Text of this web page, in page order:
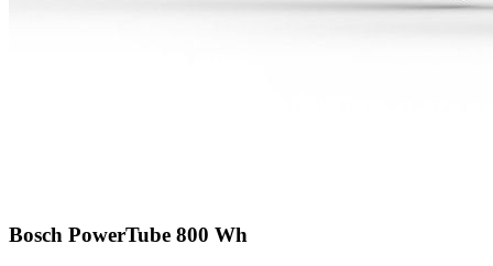
Bosch PowerTube 800 Wh